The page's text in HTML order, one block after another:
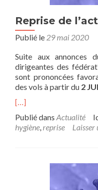
Reprise de
Publié le 29 mai 2020
Suite aux annonces
dirigeantes des
sont prononcées
des vols à partir du 2
[…]
Publié dans Actualité
hygiène,reprise Laisser